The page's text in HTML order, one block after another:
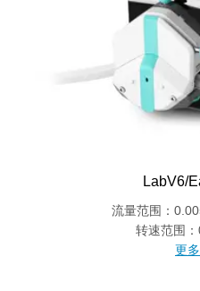
LabV6/
流量范围：
转速范围
更